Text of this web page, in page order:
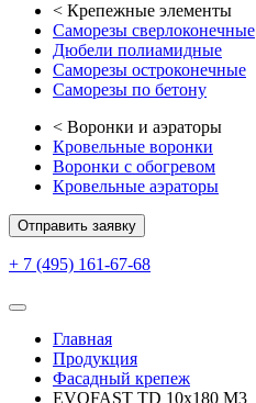
< Крепежные элементы
Саморезы сверлоконечные
Дюбели полиамидные
Саморезы остроконечные
Саморезы по бетону
< Воронки и аэраторы
Кровельные воронки
Воронки с обогревом
Кровельные аэраторы
Отправить заявку
+ 7 (495) 161-67-68
Главная
Продукция
Фасадный крепеж
EVOFAST TD 10х180 М3